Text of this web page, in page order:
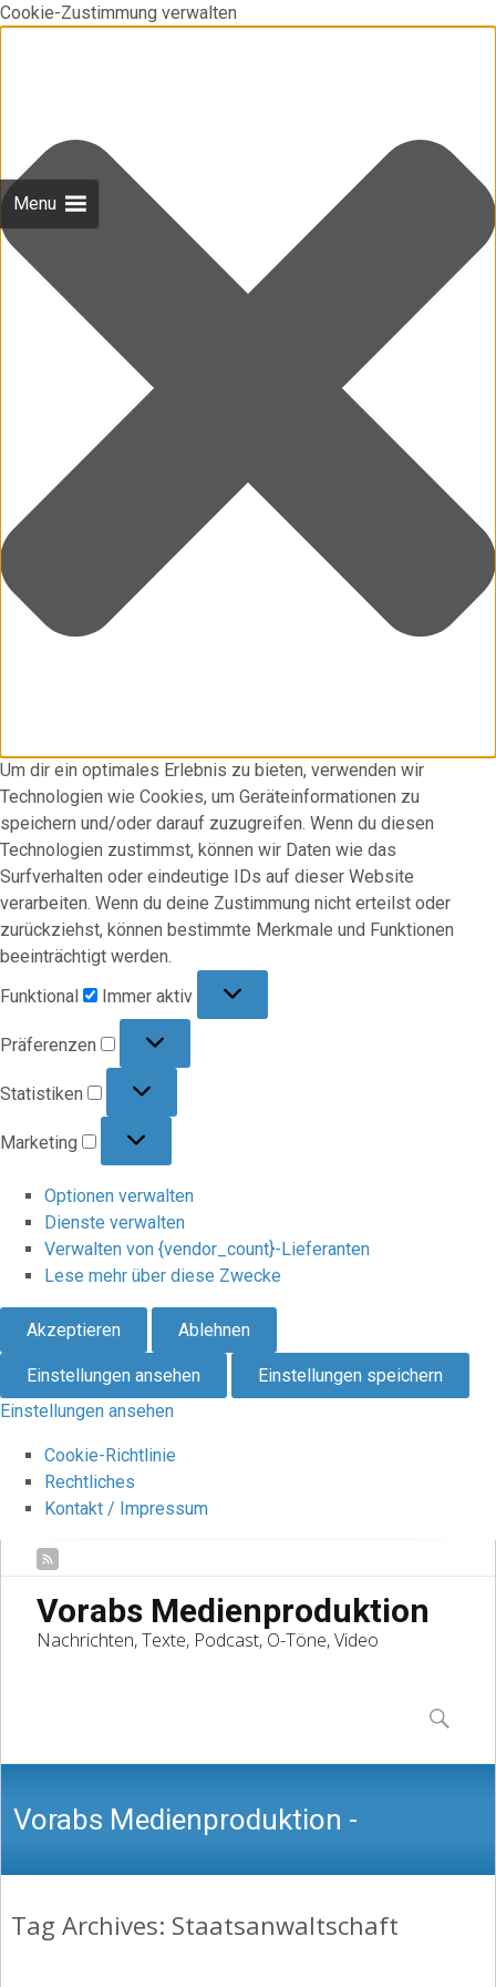
Cookie-Zustimmung verwalten
Um dir ein optimales Erlebnis zu bieten, verwenden wir
Technologien wie Cookies, um Geräteinformationen zu
speichern und/oder darauf zuzugreifen. Wenn du diesen
Technologien zustimmst, können wir Daten wie das
Surfverhalten oder eindeutige IDs auf dieser Website
verarbeiten. Wenn du deine Zustimmung nicht erteilst oder
zurückziehst, können bestimmte Merkmale und Funktionen
beeinträchtigt werden.
Funktional
Immer aktiv
Präferenzen
Statistiken
Marketing
Optionen verwalten
Dienste verwalten
Verwalten von {vendor_count}-Lieferanten
Lese mehr über diese Zwecke
Akzeptieren Ablehnen
Einstellungen ansehen
Einstellungen speichern
Einstellungen ansehen
Cookie-Richtlinie
Rechtliches
Kontakt / Impressum
Vorabs Medienproduktion
Nachrichten, Texte, Podcast, O-Töne, Video
Menu
content
Suchen
nach:
Vorabs Medienproduktion -
Nachrichten, Texte, Podcast, O-Töne,
Tag Archives: Staatsanwaltschaft